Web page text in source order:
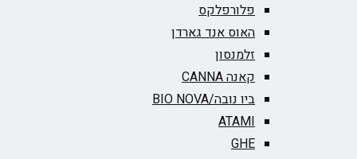
פלורפלקס
האוס אנד גארדן
זלמנסון
קאנה CANNA
ביו נובה/BIO NOVA‏
ATAMI
GHE